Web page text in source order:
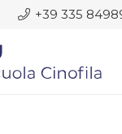
+39 335